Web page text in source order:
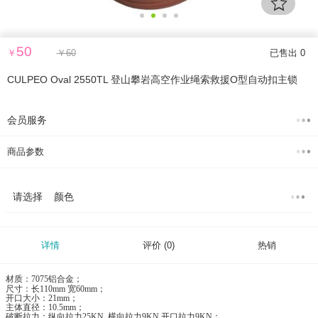
￥ 50 ￥60 已售出 0
CULPEO Oval 2550TL 登山攀岩高空作业绳索救援O型自动扣主锁
会员服务
商品参数
请选择 颜色
详情 评价 (0) 热销
材质：7075铝合金；
尺寸：长110mm 宽60mm；
开口大小：21mm；
主体直径：10.5mm；